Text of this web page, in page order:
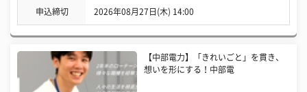
申込締切 2026年08月27日(木) 14:00
【中部電力】「きれいごと」を貫き、
想いを形にする！中部電